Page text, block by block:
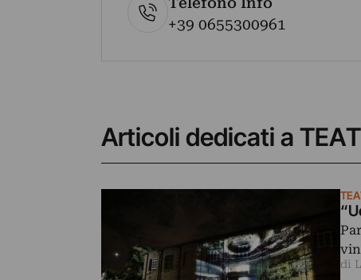
+39 0655300961
Articoli dedicati a
di